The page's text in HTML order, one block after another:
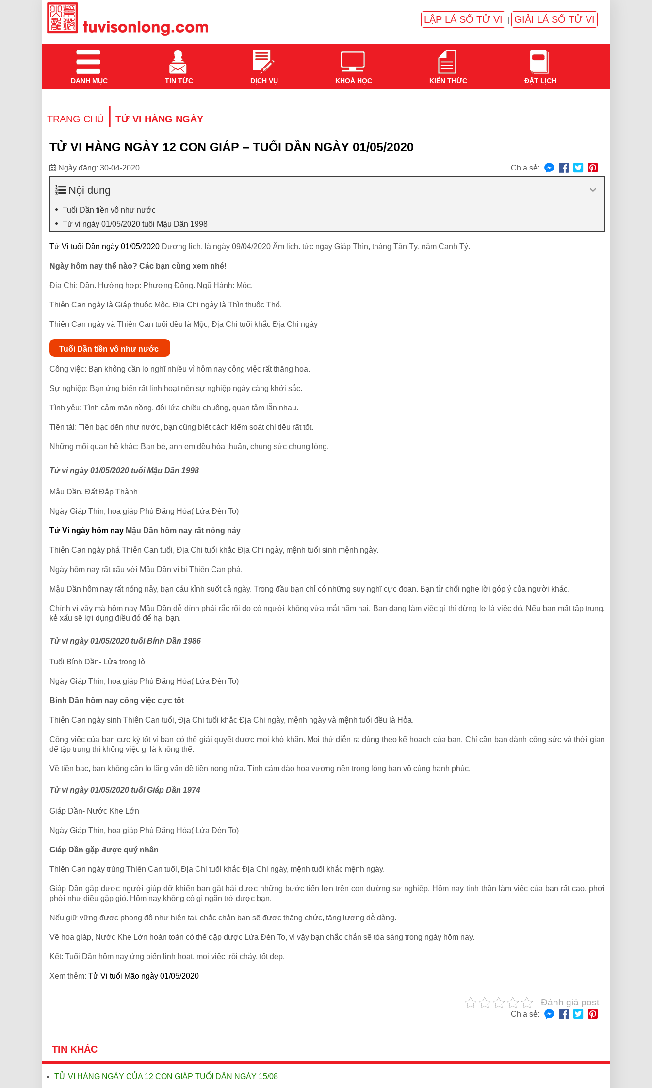
LẬP LÁ SỐ TỬ VI GIẢI LÁ SỐ TỬ VI
DANH MỤC TIN TỨC DỊCH VỤ KHOÁ HỌC KIẾN THỨC ĐẶT LỊCH
TRANG CHỦ | TỬ VI HÀNG NGÀY
TỬ VI HÀNG NGÀY 12 CON GIÁP – TUỔI DẦN NGÀY 01/05/2020
Ngày đăng: 30-04-2020 Chia sẻ:
Nội dung
Tuổi Dần tiền vô như nước
Tử vi ngày 01/05/2020 tuổi Mậu Dần 1998
Tử Vi tuổi Dần ngày 01/05/2020 Dương lịch, là ngày 09/04/2020 Âm lịch. tức ngày Giáp Thìn, tháng Tân Tỵ, năm Canh Tý.
Ngày hôm nay thế nào? Các bạn cùng xem nhé!
Địa Chi: Dần. Hướng hợp: Phương Đông. Ngũ Hành: Mộc.
Thiên Can ngày là Giáp thuộc Mộc, Địa Chi ngày là Thìn thuộc Thổ.
Thiên Can ngày và Thiên Can tuổi đều là Mộc, Địa Chi tuổi khắc Địa Chi ngày
Tuổi Dần tiền vô như nước
Công việc: Bạn không cần lo nghĩ nhiều vì hôm nay công việc rất thăng hoa.
Sự nghiệp: Bạn ứng biến rất linh hoạt nên sự nghiệp ngày càng khởi sắc.
Tình yêu: Tình cảm mặn nồng, đôi lứa chiều chuộng, quan tâm lẫn nhau.
Tiền tài: Tiền bạc đến như nước, bạn cũng biết cách kiểm soát chi tiêu rất tốt.
Những mối quan hệ khác: Bạn bè, anh em đều hòa thuận, chung sức chung lòng.
Tử vi ngày 01/05/2020 tuổi Mậu Dần 1998
Mậu Dần, Đất Đắp Thành
Ngày Giáp Thìn, hoa giáp Phú Đăng Hỏa( Lửa Đèn To)
Tử Vi ngày hôm nay Mậu Dần hôm nay rất nóng nảy
Thiên Can ngày phá Thiên Can tuổi, Địa Chi tuổi khắc Địa Chi ngày, mệnh tuổi sinh mệnh ngày.
Ngày hôm nay rất xấu với Mậu Dần vì bị Thiên Can phá.
Mậu Dần hôm nay rất nóng nảy, bạn cáu kỉnh suốt cả ngày. Trong đầu bạn chỉ có những suy nghĩ cực đoan. Bạn từ chối nghe lời góp ý của người khác.
Chính vì vậy mà hôm nay Mậu Dần dễ dính phải rắc rối do có người không vừa mắt hãm hại. Bạn đang làm việc gì thì đừng lơ là việc đó. Nếu bạn mất tập trung,
kẻ xấu sẽ lợi dụng điều đó để hại bạn.
Tử vi ngày 01/05/2020 tuổi Bính Dần 1986
Tuổi Bính Dần- Lửa trong lò
Ngày Giáp Thìn, hoa giáp Phú Đăng Hỏa( Lửa Đèn To)
Bính Dần hôm nay công việc cực tốt
Thiên Can ngày sinh Thiên Can tuổi, Địa Chi tuổi khắc Địa Chi ngày, mệnh ngày và mệnh tuổi đều là Hỏa.
Công việc của bạn cực kỳ tốt vì bạn có thể giải quyết được mọi khó khăn. Mọi thứ diễn ra đúng theo kế hoạch của bạn. Chỉ cần bạn dành công sức và thời gian
để tập trung thì không việc gì là không thể.
Về tiền bạc, bạn không cần lo lắng vấn đề tiền nong nữa. Tình cảm đào hoa vượng nên trong lòng bạn vô cùng hạnh phúc.
Tử vi ngày 01/05/2020 tuổi Giáp Dần 1974
Giáp Dần- Nước Khe Lớn
Ngày Giáp Thìn, hoa giáp Phú Đăng Hỏa( Lửa Đèn To)
Giáp Dần gặp được quý nhân
Thiên Can ngày trùng Thiên Can tuổi, Địa Chi tuổi khắc Địa Chi ngày, mệnh tuổi khắc mệnh ngày.
Giáp Dần gặp được người giúp đỡ khiến bạn gặt hái được những bước tiến lớn trên con đường sự nghiệp. Hôm nay tinh thần làm việc của bạn rất cao, phơi
phới như diều gặp gió. Hôm nay không có gì ngăn trở được bạn.
Nếu giữ vững được phong độ như hiện tại, chắc chắn bạn sẽ được thăng chức, tăng lương dễ dàng.
Về hoa giáp, Nước Khe Lớn hoàn toàn có thể dập được Lửa Đèn To, vì vậy bạn chắc chắn sẽ tỏa sáng trong ngày hôm nay.
Kết: Tuổi Dần hôm nay ứng biến linh hoạt, mọi việc trôi chảy, tốt đẹp.
Xem thêm: Tử Vi tuổi Mão ngày 01/05/2020
Đánh giá post
Chia sẻ:
TIN KHÁC
TỬ VI HÀNG NGÀY CỦA 12 CON GIÁP TUỔI DẦN NGÀY 15/08